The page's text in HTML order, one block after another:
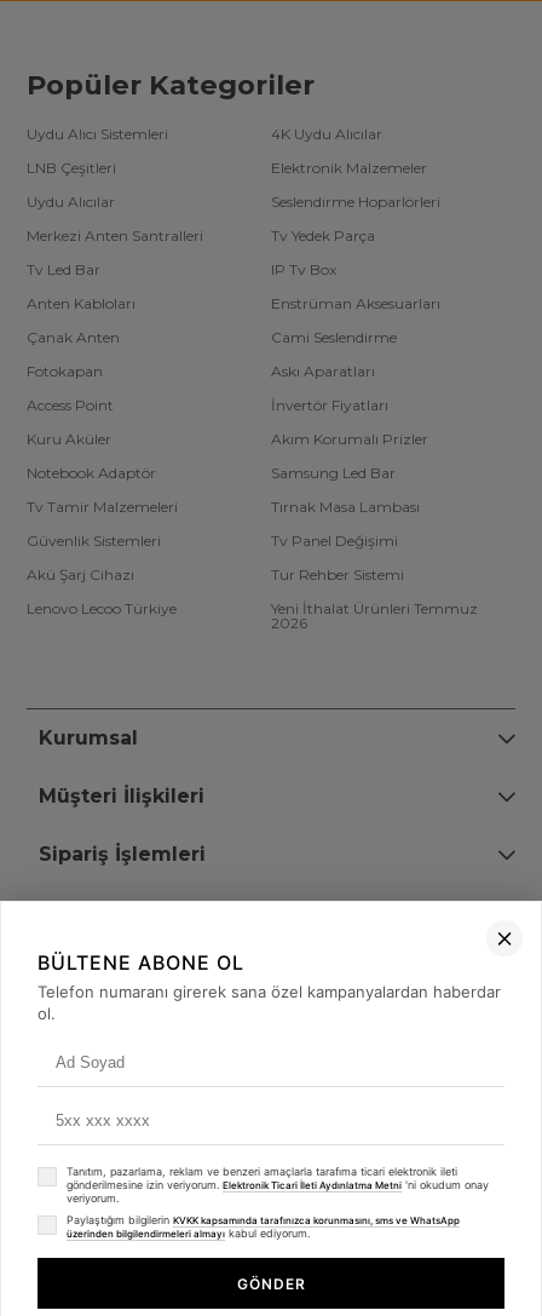
Popüler Kategoriler
Uydu Alıcı Sistemleri
4K Uydu Alıcılar
LNB Çeşitleri
Elektronik Malzemeler
Uydu Alıcılar
Seslendirme Hoparlörleri
Merkezi Anten Santralleri
Tv Yedek Parça
Tv Led Bar
IP Tv Box
Anten Kabloları
Enstrüman Aksesuarları
Çanak Anten
Cami Seslendirme
Fotokapan
Askı Aparatları
Access Point
İnvertör Fiyatları
Kuru Aküler
Akım Korumalı Prizler
Notebook Adaptör
Samsung Led Bar
Tv Tamir Malzemeleri
Tırnak Masa Lambası
Güvenlik Sistemleri
Tv Panel Değişimi
Akü Şarj Cihazı
Tur Rehber Sistemi
Lenovo Lecoo Türkiye
Yeni İthalat Ürünleri Temmuz
2026
Kurumsal
Müşteri İlişkileri
Sipariş İşlemleri
+90 (850) 473 08 08
© 2008 - 2026merterelektronik.com
- Tüm Hakları Saklıdır. Kredi kartı bilgileriniz 256bit SSL sertifikası ile
Whatsapp
BÜLTENE ABONE OL
Telefon numaranı girerek sana özel kampanyalardan haberdar
ol.
Tanıtım, pazarlama, reklam ve benzeri amaçlarla tarafıma ticari elektronik ileti
gönderilmesine izin veriyorum. Elektronik Ticari İleti Aydınlatma Metni 'ni okudum onay
veriyorum.
Paylaştığım bilgilerin KVKK kapsamında tarafınızca korunmasını, sms ve WhatsApp
üzerinden bilgilendirmeleri almayı kabul ediyorum.
GÖNDER